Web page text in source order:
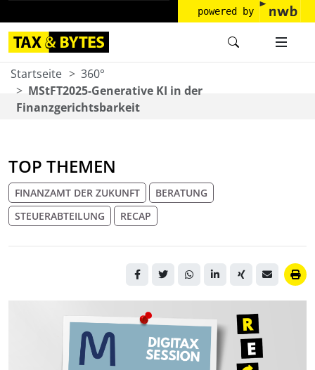
powered by
Startseite
360°
MStFT2025-Generative KI in der
Finanzgerichtsbarkeit
TOP THEMEN
FINANZAMT DER ZUKUNFT
BERATUNG
STEUERABTEILUNG
RECAP
Foto mit Logo der
Münchner
Steuerfachtagung an einer